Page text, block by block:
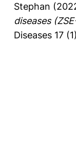
Stephan
diseases
Diseases 17